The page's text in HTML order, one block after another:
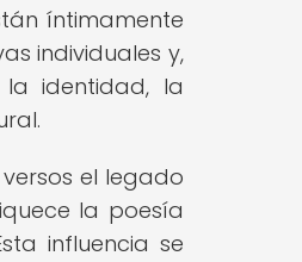
íntimamente
individuales y,
identidad, la
el legado
la poesía
influencia se